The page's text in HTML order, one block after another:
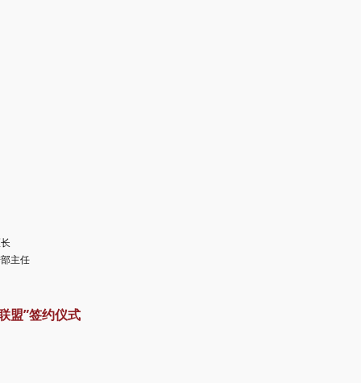
主任
盟”签约仪式